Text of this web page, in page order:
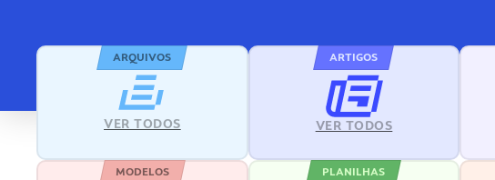
ARQUIVOS
VER TODOS
ARTIGOS
VER TODOS
MODELOS PLANILHAS